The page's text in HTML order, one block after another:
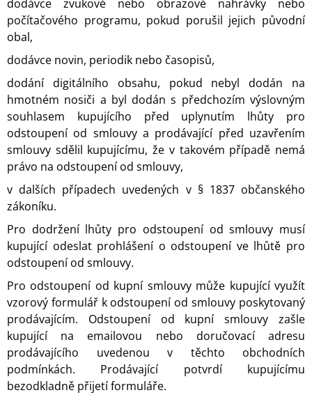
dodávce zvukové nebo obrazové nahrávky nebo
počítačového programu, pokud porušil jejich původní
obal,
dodávce novin, periodik nebo časopisů,
dodání digitálního obsahu, pokud nebyl dodán na
hmotném nosiči a byl dodán s předchozím výslovným
souhlasem kupujícího před uplynutím lhůty pro
odstoupení od smlouvy a prodávající před uzavřením
smlouvy sdělil kupujícímu, že v takovém případě nemá
právo na odstoupení od smlouvy,
v dalších případech uvedených v § 1837 občanského
zákoníku.
Pro dodržení lhůty pro odstoupení od smlouvy musí
kupující odeslat prohlášení o odstoupení ve lhůtě pro
odstoupení od smlouvy.
Pro odstoupení od kupní smlouvy může kupující využít
vzorový formulář k odstoupení od smlouvy poskytovaný
prodávajícím. Odstoupení od kupní smlouvy zašle
kupující na emailovou nebo doručovací adresu
prodávajícího uvedenou v těchto obchodních
podmínkách. Prodávající potvrdí kupujícímu
bezodkladně přijetí formuláře.